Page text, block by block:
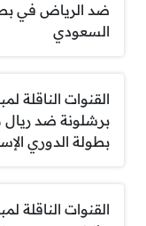
ضد الرياض في
السعودي
القنوات الناقلة
برشلونة ضد
بطولة الدوري
القنوات الناقلة